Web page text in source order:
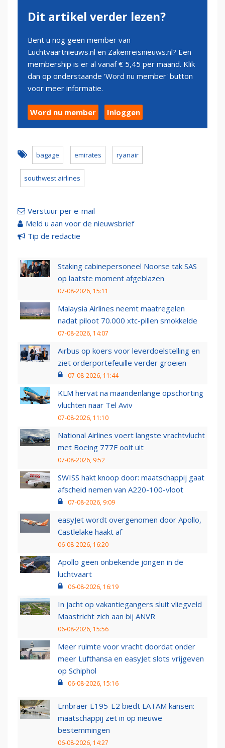
Dit artikel verder lezen?
Bent u nog geen member van
Luchtvaartnieuws.nl en Zakenreisnieuws.nl? Een
membership is er al vanaf € 5,45 per maand. Klik
dan op onderstaande 'Word nu member' button
voor meer informatie.
Word nu member Inloggen
bagage emirates ryanair
southwest airlines
Verstuur per e-mail
Meld u aan voor de nieuwsbrief
Tip de redactie
Staking cabinepersoneel Noorse tak SAS
op laatste moment afgeblazen
07-08-2026, 15:11
Malaysia Airlines neemt maatregelen
nadat piloot 70.000 xtc-pillen smokkelde
07-08-2026, 14:07
Airbus op koers voor leverdoelstelling en
ziet orderportefeuille verder groeien
07-08-2026, 11:44
KLM hervat na maandenlange opschorting
vluchten naar Tel Aviv
07-08-2026, 11:10
National Airlines voert langste vrachtvlucht
met Boeing 777F ooit uit
07-08-2026, 9:52
SWISS hakt knoop door: maatschappij gaat
afscheid nemen van A220-100-vloot
07-08-2026, 9:09
easyJet wordt overgenomen door Apollo,
Castlelake haakt af
06-08-2026, 16:20
Apollo geen onbekende jongen in de
luchtvaart
06-08-2026, 16:19
In jacht op vakantiegangers sluit vliegveld
Maastricht zich aan bij ANVR
06-08-2026, 15:56
Meer ruimte voor vracht doordat onder
meer Lufthansa en easyJet slots vrijgeven
op Schiphol
06-08-2026, 15:16
Embraer E195-E2 biedt LATAM kansen:
maatschappij zet in op nieuwe
bestemmingen
06-08-2026, 14:27